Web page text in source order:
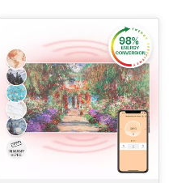
mandulavirág